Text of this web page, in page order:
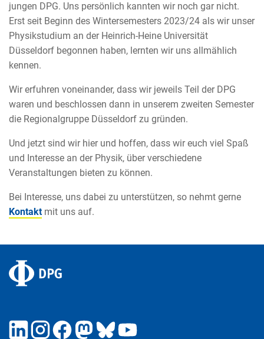
jungen DPG. Uns persönlich kannten wir noch gar nicht.
Erst seit Beginn des Wintersemesters 2023/24 als wir unser
Physikstudium an der Heinrich-Heine Universität
Düsseldorf begonnen haben, lernten wir uns allmählich
kennen.
Wir erfuhren voneinander, dass wir jeweils Teil der DPG
waren und beschlossen dann in unserem zweiten Semester
die Regionalgruppe Düsseldorf zu gründen.
Und jetzt sind wir hier und hoffen, dass wir euch viel Spaß
und Interesse an der Physik, über verschiedene
Veranstaltungen bieten zu können.
Bei Interesse, uns dabei zu unterstützen, so nehmt gerne
Kontaktmit uns auf.